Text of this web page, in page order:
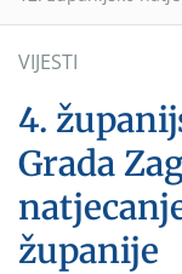
VIJESTI
4.
Grada
županije